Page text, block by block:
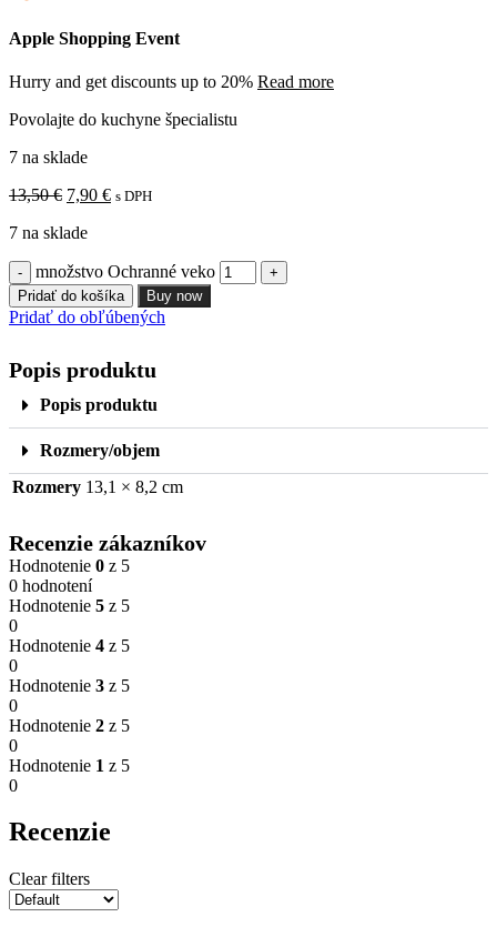
Apple Shopping Event
Hurry and get discounts up to 20% Read more
Povolajte do kuchyne špecialistu
7 na sklade
13,50€ 7,90 € s DPH
7 na sklade
množstvo Ochranné veko
Pridať do košíka Buy now
Pridať do obľúbených
Popis produktu
Popis produktu
Rozmery/objem
Rozmery 13,1 × 8,2 cm
Recenzie zákazníkov
Hodnotenie 0 z 5
0 hodnotení
Hodnotenie 5 z 5
0
Hodnotenie 4 z 5
0
Hodnotenie 3 z 5
0
Hodnotenie 2 z 5
0
Hodnotenie 1 z 5
0
Recenzie
Clear filters